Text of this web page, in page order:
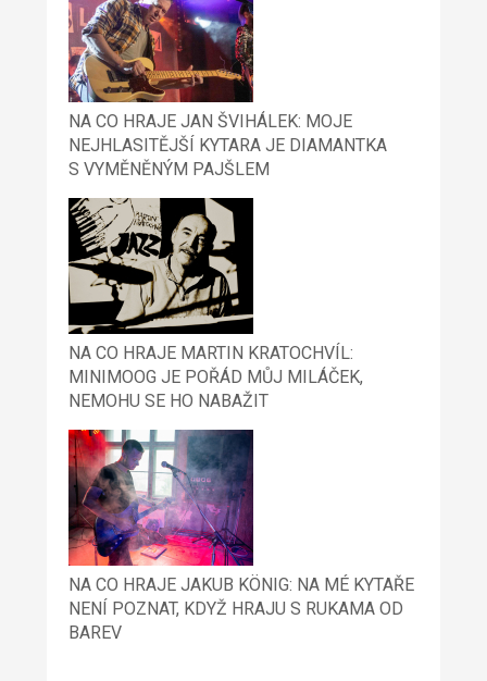
NA CO HRAJE JAN ŠVIHÁLEK: MOJE
NEJHLASITĚJŠÍ KYTARA JE DIAMANTKA
S VYMĚNĚNÝM PAJŠLEM
NA CO HRAJE MARTIN KRATOCHVÍL:
MINIMOOG JE POŘÁD MŮJ MILÁČEK,
NEMOHU SE HO NABAŽIT
NA CO HRAJE JAKUB KÖNIG: NA MÉ KYTAŘE
NENÍ POZNAT, KDYŽ HRAJU S RUKAMA OD
BAREV